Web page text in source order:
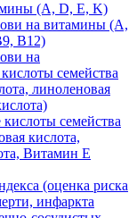
(A, D, E, K)
на витамины (A,
B12)
на
семейства
линоленовая
семейства
кислота,
Витамин E
(оценка риска
инфаркта